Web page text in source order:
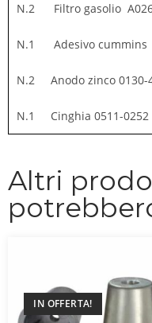
N.2 Filtro gasolio
N.1 Adesivo cummins
N.2 Anodo zinco 0130-
N.1 Cinghia 0511-0252
Altri
IN OFFERTA!